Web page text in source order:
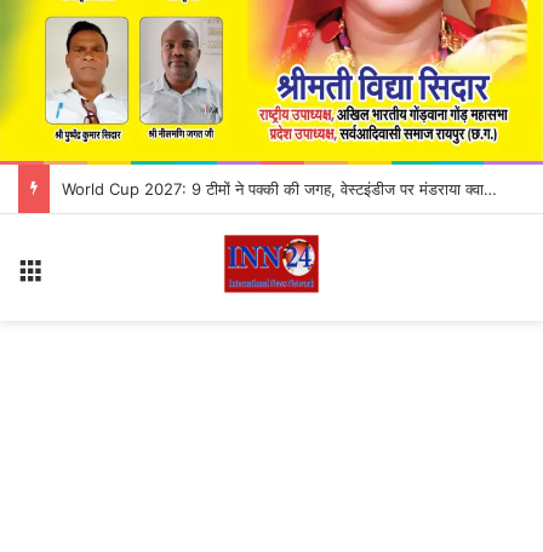
Chhattisgarh High Court में सोमवार से बदलेगी सुनवाई की व्यवस्था, जानिए किस बेंच में कौन से केस होंगे लिस्ट